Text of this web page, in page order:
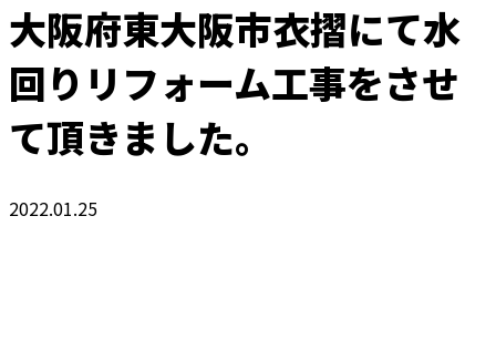
大阪府東大阪市衣摺にて水
回りリフォーム工事をさせ
て頂きました。
2022.01.25